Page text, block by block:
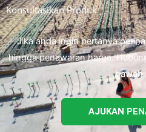
Konsultasikan Produk
Jika anda ingin bertanya
hingga penawaran harga.
bawah
AJUKAN